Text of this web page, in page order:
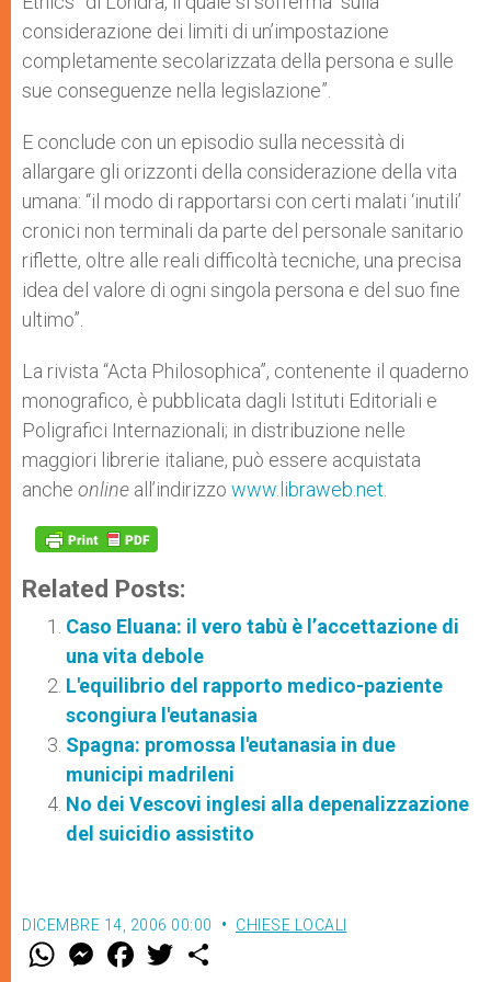
considerazione dei limiti di un’impostazione
completamente secolarizzata della persona e sulle
sue conseguenze nella legislazione”.
E conclude con un episodio sulla necessità di
allargare gli orizzonti della considerazione della vita
umana: “il modo di rapportarsi con certi malati ‘inutili’
cronici non terminali da parte del personale sanitario
riflette, oltre alle reali difficoltà tecniche, una precisa
idea del valore di ogni singola persona e del suo fine
ultimo”.
La rivista “Acta Philosophica”, contenente il quaderno
monografico, è pubblicata dagli Istituti Editoriali e
Poligrafici Internazionali; in distribuzione nelle
maggiori librerie italiane, può essere acquistata
anche online all’indirizzo www.libraweb.net
Related Posts:
Caso Eluana: il vero tabù è l’accettazione di
una vita debole
L'equilibrio del rapporto medico-paziente
scongiura l'eutanasia
Spagna: promossa l'eutanasia in due
municipi madrileni
No dei Vescovi inglesi alla depenalizzazione
del suicidio assistito
DICEMBRE 14, 2006 00:00 CHIESE LOCALI
W M
e
F
a w